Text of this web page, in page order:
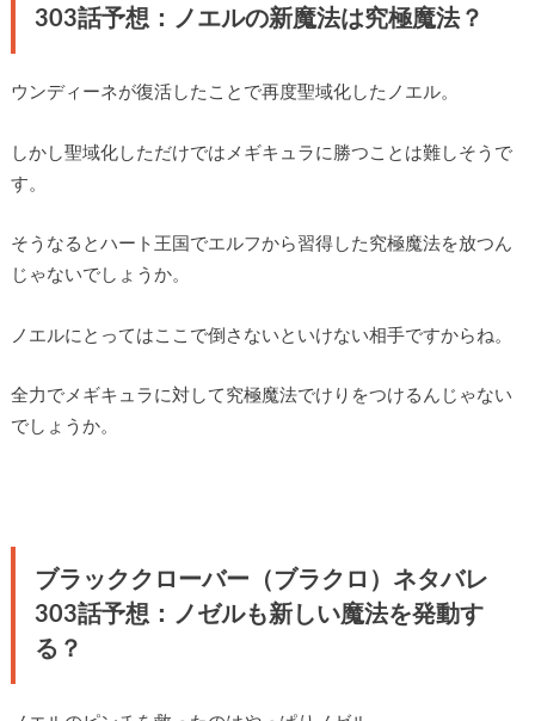
303話予想：ノエルの新魔法は究極魔法？
ウンディーネが復活したことで再度聖域化したノエル。
しかし聖域化しただけではメギキュラに勝つことは難しそうで
す。
そうなるとハート王国でエルフから習得した究極魔法を放つん
じゃないでしょうか。
ノエルにとってはここで倒さないといけない相手ですからね。
全力でメギキュラに対して究極魔法でけりをつけるんじゃない
でしょうか。
ブラッククローバー（ブラクロ）ネタバレ
303話予想：ノゼルも新しい魔法を発動す
る？